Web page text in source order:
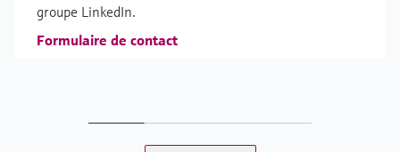
groupe LinkedIn.
Formulaire de contact